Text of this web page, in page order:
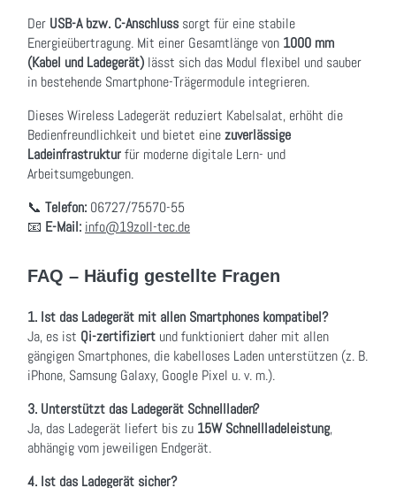
Der USB-A bzw. C-Anschluss sorgt für eine stabile
Energieübertragung. Mit einer Gesamtlänge von 1000 mm
(Kabel und Ladegerät) lässt sich das Modul flexibel und sauber
in bestehende Smartphone-Trägermodule integrieren.
Dieses Wireless Ladegerät reduziert Kabelsalat, erhöht die
Bedienfreundlichkeit und bietet einezuverlässige
Ladeinfrastrukturfür moderne digitale Lern- und
Arbeitsumgebungen.
📞 Telefon: 06727/75570-55
📧 E-Mail: info@19zoll-tec.de
FAQ – Häufig gestellte Fragen
1. Ist das Ladegerät mit allen Smartphones kompatibel?
Ja, es ist Qi-zertifiziert und funktioniert daher mit allen
gängigen Smartphones, die kabelloses Laden unterstützen (z. B.
iPhone, Samsung Galaxy, Google Pixel u. v. m.).
3. Unterstützt das Ladegerät Schnellladen?
Ja, das Ladegerät liefert bis zu 15W Schnellladeleistung,
abhängig vom jeweiligen Endgerät.
4. Ist das Ladegerät sicher?